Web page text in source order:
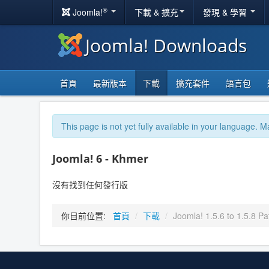
Joomla!® 下載 & 擴充 發現 & 學習
Joomla! Downloads
首頁 最新版本 下載 擴充套件 語言包
This page is not yet fully available in your language.
Joomla! 6 - Khmer
沒有找到任何發行版
你目前位置: 首頁 / 下載 / Joomla! 1.5.6 to 1.5.8